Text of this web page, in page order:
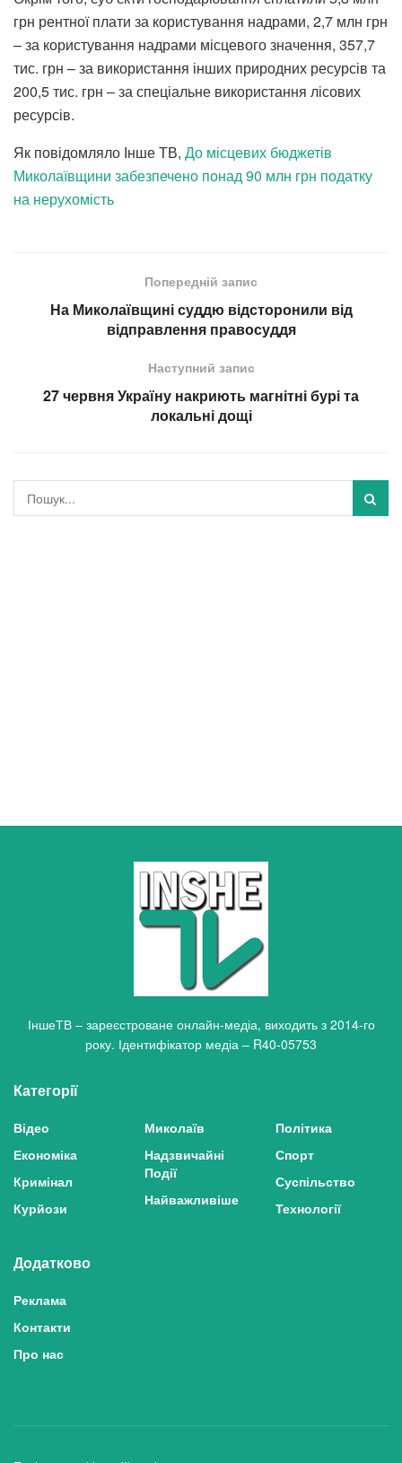
грн рентної плати за користування надрами, 2,7 млн грн
– за користування надрами місцевого значення, 357,7
тис. грн – за використання інших природних ресурсів та
200,5 тис. грн – за спеціальне використання лісових
ресурсів.
Як повідомляло Інше ТВ, До місцевих бюджетів
Миколаївщини забезпечено понад 90 млн грн податку
на нерухомість
Попередній запис
На Миколаївщині суддю відсторонили від
відправлення правосуддя
Наступний запис
27 червня Україну накриють магнітні бурі та
локальні дощі
ІншеТВ – зареєстроване онлайн-медіа, виходить з 2014-го
року. Ідентифікатор медіа – R40-05753
Категорії
Відео
Економіка
Кримінал
Курйози
Миколаїв
Надзвичайні
Події
Найважливіше
Політика
Спорт
Суспільство
Технології
Додатково
Реклама
Контакти
Про нас